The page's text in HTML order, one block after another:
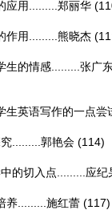
用......... 郑丽华
用......... 熊晓杰
的情感......... 张广
英语写作的一点尝
......... 郭艳会 (114)
的切入点......... 应纪
......... 施红蕾 (117)